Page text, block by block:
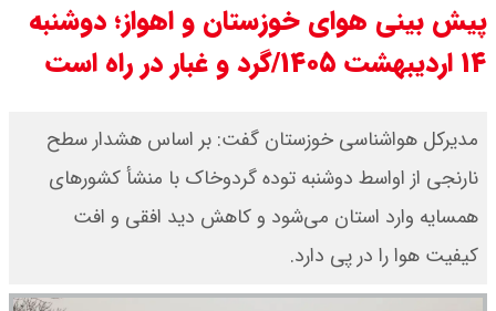
پیش بینی هوای خوزستان و اهواز؛ دوشنبه
۱۴ اردیبهشت ۱۴۰۵/گرد و غبار در راه است
مدیرکل هواشناسی خوزستان گفت: بر اساس هشدار سطح
نارنجی از اواسط دوشنبه توده گردوخاک با منشأ کشورهای
همسایه وارد استان می‌شود و کاهش دید افقی و افت
کیفیت هوا را در پی دارد.